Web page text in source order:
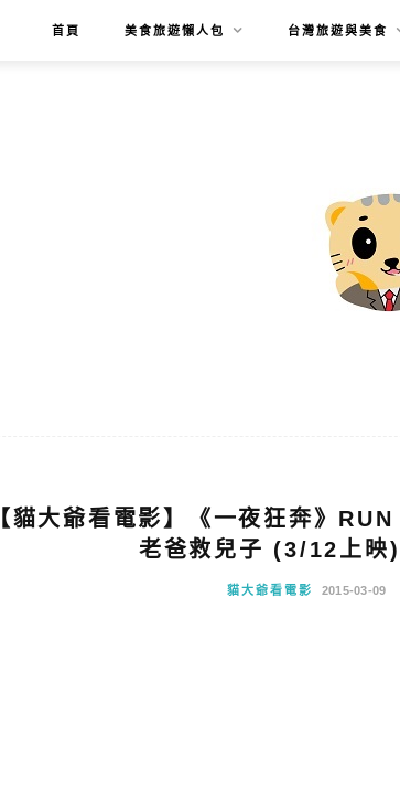
首頁 美食旅遊懶人包 台灣旅遊與美食
【貓大爺看電影】《一夜狂奔》
老爸救兒子 (3/12上映
貓大爺看電影 2015-03-09